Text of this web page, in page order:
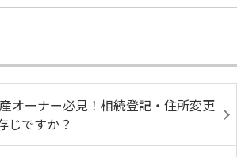
オーナー必見！相続登記・住所変更
じですか？